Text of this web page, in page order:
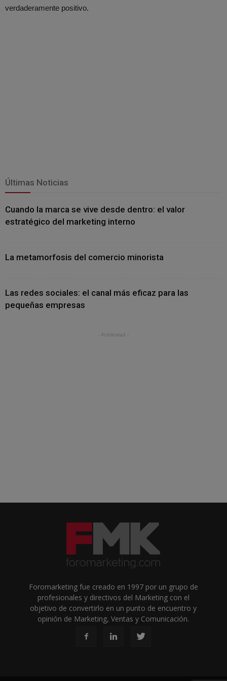
verdaderamente positivo.
Últimas Noticias
Cuando la marca se vive desde dentro: el valor
estratégico del marketing interno
La metamorfosis del comercio minorista
Las redes sociales: el canal más eficaz para las
pequeñas empresas
- Publicidad -
Foromarketing fue creado en 1997 por un grupo de
profesionales y directivos del Marketing con el
objetivo de convertirlo en un punto de encuentro y
opinión de Marketing, Ventas y Comunicación.